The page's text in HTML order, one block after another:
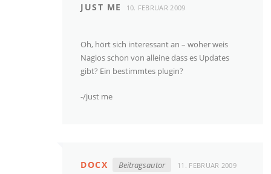
JUST ME 10. FEBRUAR 2009
Oh, hört sich interessant an – woher weis
Nagios schon von alleine dass es Updates
gibt? Ein bestimmtes plugin?
-/just me
DOCX Beitragsautor 11. FEBRUAR 2009